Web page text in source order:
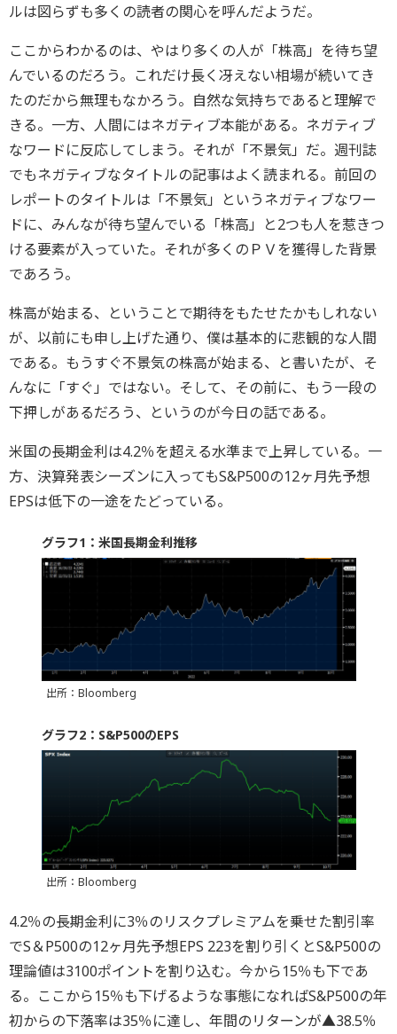
ルは図らずも多くの読者の関心を呼んだようだ。
ここからわかるのは、やはり多くの人が「株高」を待ち望
んでいるのだろう。これだけ長く冴えない相場が続いてき
たのだから無理もなかろう。自然な気持ちであると理解で
きる。一方、人間にはネガティブ本能がある。ネガティブ
なワードに反応してしまう。それが「不景気」だ。週刊誌
でもネガティブなタイトルの記事はよく読まれる。前回の
レポートのタイトルは「不景気」というネガティブなワー
ドに、みんなが待ち望んでいる「株高」と2つも人を惹きつ
ける要素が入っていた。それが多くのＰＶを獲得した背景
であろう。
株高が始まる、ということで期待をもたせたかもしれない
が、以前にも申し上げた通り、僕は基本的に悲観的な人間
である。もうすぐ不景気の株高が始まる、と書いたが、そ
んなに「すぐ」ではない。そして、その前に、もう一段の
下押しがあるだろう、というのが今日の話である。
米国の長期金利は4.2％を超える水準まで上昇している。一
方、決算発表シーズンに入ってもS&P500の12ヶ月先予想
EPSは低下の一途をたどっている。
グラフ1：米国長期金利推移
出所：Bloomberg
グラフ2：S&P500のEPS
出所：Bloomberg
4.2％の長期金利に3％のリスクプレミアムを乗せた割引率
でS＆P500の12ヶ月先予想EPS 223を割り引くとS&P500の
理論値は3100ポイントを割り込む。今から15％も下であ
る。ここから15％も下げるような事態になればS&P500の年
初からの下落率は35％に達し、年間のリターンが▲38.5％